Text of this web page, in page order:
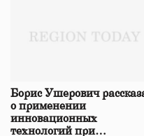
Борис Ушерович
о применении
инновационных
технологий при